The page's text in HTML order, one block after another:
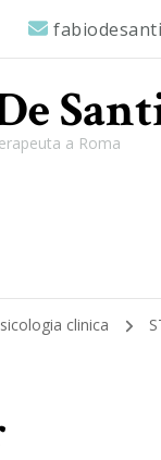
a Roma
clinica